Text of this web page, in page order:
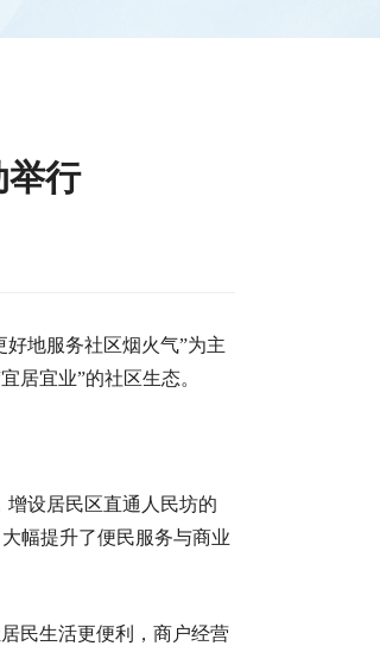
举行
地服务社区烟火气”为主
居宜业”的社区生态。
增设居民区直通人民坊的
幅提升了便民服务与商业
民生活更便利，商户经营